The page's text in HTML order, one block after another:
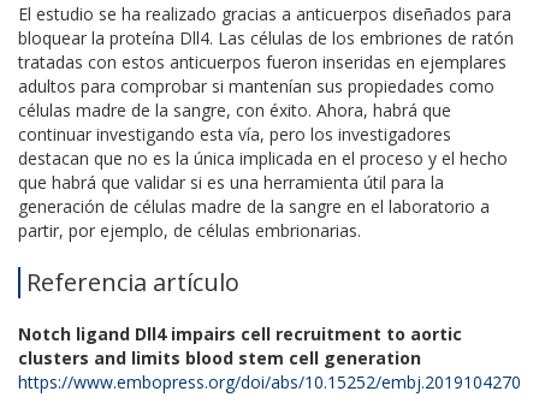
El estudio se ha realizado gracias a anticuerpos diseñados para
bloquear la proteína Dll4. Las células de los embriones de ratón
tratadas con estos anticuerpos fueron inseridas en ejemplares
adultos para comprobar si mantenían sus propiedades como
células madre de la sangre, con éxito. Ahora, habrá que
continuar investigando esta vía, pero los investigadores
destacan que no es la única implicada en el proceso y el hecho
que habrá que validar si es una herramienta útil para la
generación de células madre de la sangre en el laboratorio a
partir, por ejemplo, de células embrionarias.
Referencia artículo
Notch ligand Dll4 impairs cell recruitment to aortic
clusters and limits blood stem cell generation
https://www.embopress.org/doi/abs/10.15252/embj.2019104270